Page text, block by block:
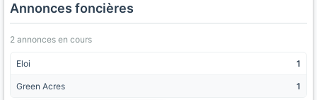
Annonces foncières
2 annonces en cours
Eloi 1
Green Acres 1